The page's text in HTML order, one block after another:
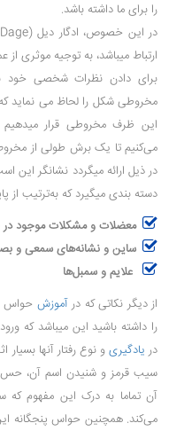
را برای ما داشته باشد.
ارتباط میباشد، به توجيه موثری
برای دادن نظرات شخصی خود
مخروطى شکل را لحاظ می نماید
این ظرف مخروطی قرار میدهیم
مى‌کنیم تا يک برش طولى از
در ذیل ارائه میگردد نشانگر این
دسته بندی میگیرد که به‌ترتيب از
معضلات و مشکلات موجود در
ساین و نشانه‌هاى سمعى و
علايم و سمبل‌ها
از دیگر نکاتی که درآموزش حواس
را داشته باشید این میباشد که
در یادگیری و نوع رفتار آنها
سیب قرمز و شنیدن اسم آن،
آن تماما به درک این مفهوم
می‌کند. همچنین حواس پنجگانه